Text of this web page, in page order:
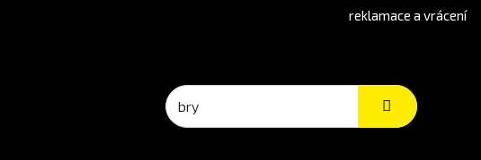
reklamace a vrácení